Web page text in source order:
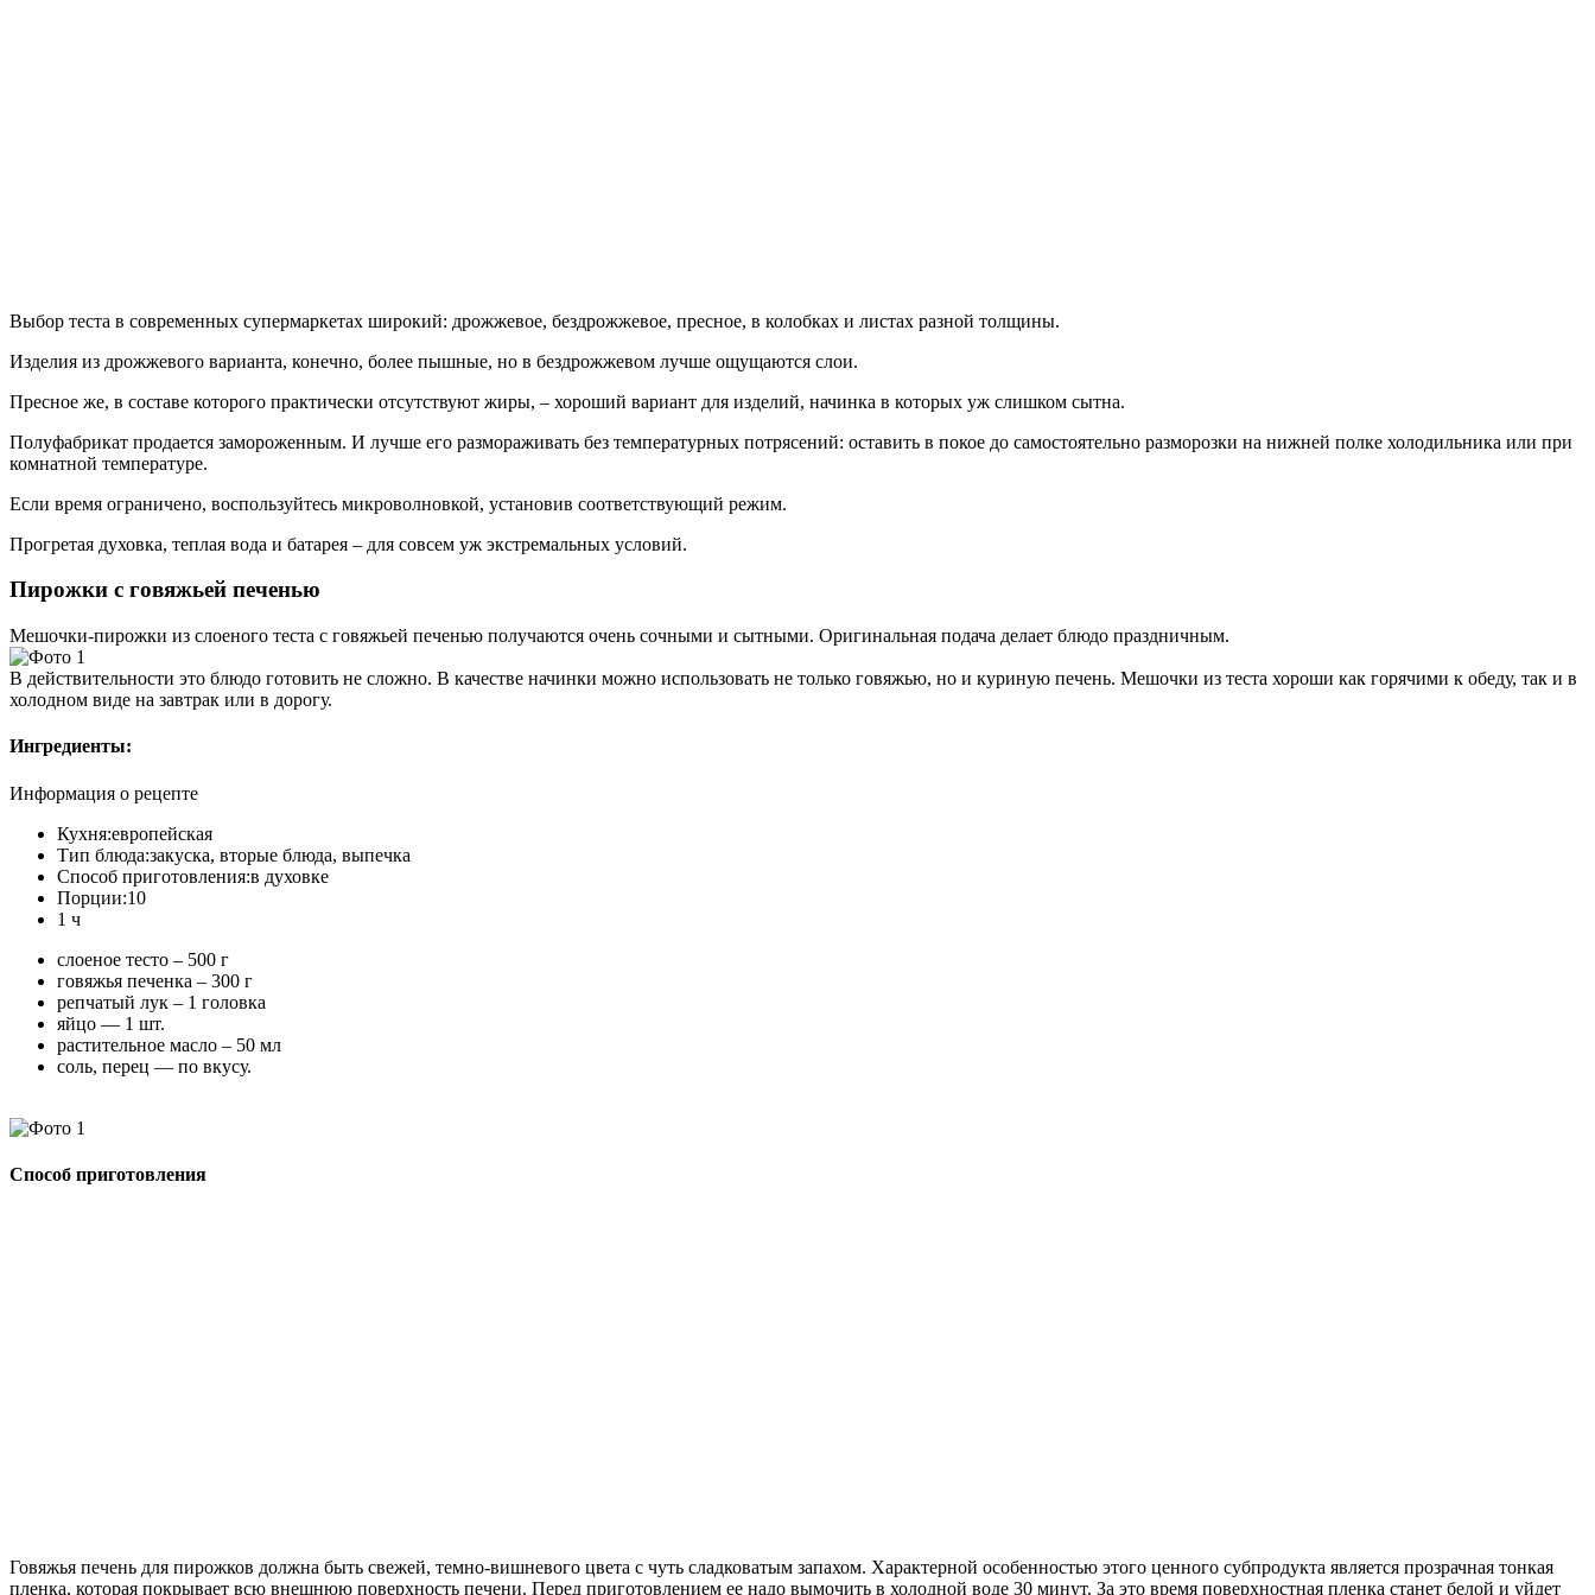
Выбор теста в современных супермаркетах широкий: дрожжевое, бездрожжевое, пресное, в колобках и листах разной толщины.
Изделия из дрожжевого варианта, конечно, более пышные, но в бездрожжевом лучше ощущаются слои.
Пресное же, в составе которого практически отсутствуют жиры, – хороший вариант для изделий, начинка в которых уж слишком сытна.
Полуфабрикат продается замороженным. И лучше его размораживать без температурных потрясений: оставить в покое до самостоятельно разморозки на нижней полке холодильника или при
комнатной температуре.
Если время ограничено, воспользуйтесь микроволновкой, установив соответствующий режим.
Прогретая духовка, теплая вода и батарея – для совсем уж экстремальных условий.
Пирожки с говяжьей печенью
Мешочки-пирожки из слоеного теста с говяжьей печенью получаются очень сочными и сытными. Оригинальная подача делает блюдо праздничным.
В действительности это блюдо готовить не сложно. В качестве начинки можно использовать не только говяжью, но и куриную печень. Мешочки из теста хороши как горячими к обеду, так и в
холодном виде на завтрак или в дорогу.
Ингредиенты:
Информация о рецепте
Кухня:европейская
Тип блюда:закуска, вторые блюда, выпечка
Способ приготовления:в духовке
Порции:10
1 ч
слоеное тесто – 500 г
говяжья печенка – 300 г
репчатый лук – 1 головка
яйцо — 1 шт.
растительное масло – 50 мл
соль, перец — по вкусу.
Способ приготовления
Говяжья печень для пирожков должна быть свежей, темно-вишневого цвета с чуть сладковатым запахом. Характерной особенностью этого ценного субпродукта является прозрачная тонкая
пленка, которая покрывает всю внешнюю поверхность печени. Перед приготовлением ее надо вымочить в холодной воде 30 минут. За это время поверхностная пленка станет белой и уйдет